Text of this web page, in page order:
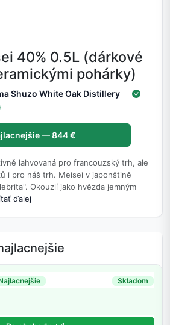
40% 0.5L (dárkové
pohárky)
Shuzo White Oak Distillery
— 844 €
lahvovaná pro francouzský trh, ale
i pro náš trh. Meisei v japonštině
Okouzlí jako hvězda jemným
ďalej
Skladom